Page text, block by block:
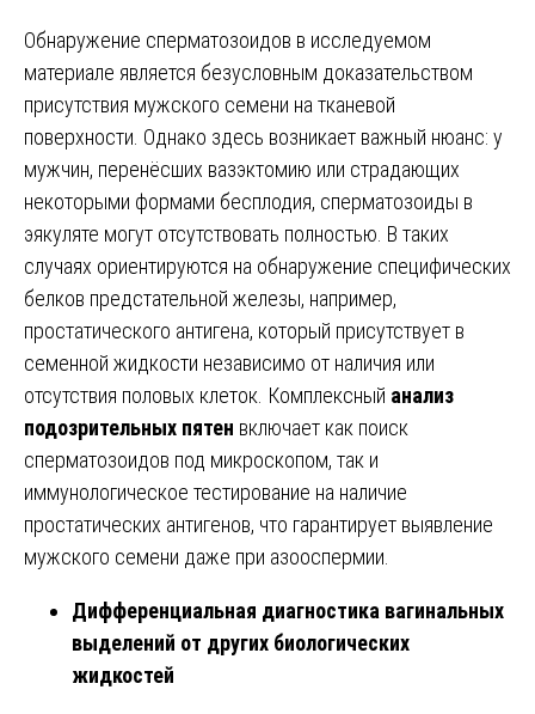
Обнаружение сперматозоидов в исследуемом
материале является безусловным доказательством
присутствия мужского семени на тканевой
поверхности. Однако здесь возникает важный нюанс: у
мужчин, перенёсших вазэктомию или страдающих
некоторыми формами бесплодия, сперматозоиды в
эякуляте могут отсутствовать полностью. В таких
случаях ориентируются на обнаружение специфических
белков предстательной железы, например,
простатического антигена, который присутствует в
семенной жидкости независимо от наличия или
отсутствия половых клеток. Комплексный анализ
подозрительных пятен включает как поиск
сперматозоидов под микроскопом, так и
иммунологическое тестирование на наличие
простатических антигенов, что гарантирует выявление
мужского семени даже при азооспермии.
Дифференциальная диагностика вагинальных
выделений от других биологических
жидкостей